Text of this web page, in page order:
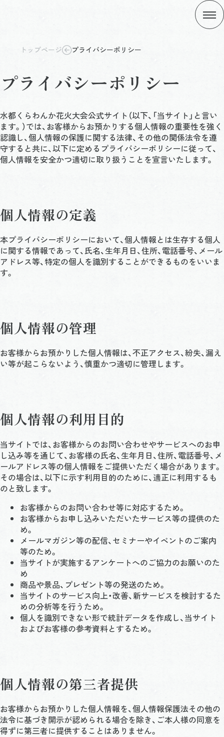
トップページ プライバシーポリシー
プライバシーポリシー
水都くらわんか花火大会公式サイト（以下、「当サイト」と言い
ます。）では、お客様からお預かりする個人情報の重要性を強く
認識し、個人情報の保護に関する法律、その他の関係法令を遵
守すると共に、以下に定めるプライバシーポリシーに従って、
個人情報を安全かつ適切に取り扱うことを宣言いたします。
個人情報の定義
本プライバシーポリシーにおいて、個人情報とは生存する個人
に関する情報であって、氏名、生年月日、住所、電話番号、メール
アドレス等、特定の個人を識別することができるものをいいま
す。
個人情報の管理
お客様からお預かりした個人情報は、不正アクセス、紛失、漏え
い等が起こらないよう、慎重かつ適切に管理します。
個人情報の利用目的
当サイトでは、お客様からのお問い合わせやサービスへのお申
し込み等を通じて、お客様の氏名、生年月日、住所、電話番号、メ
ールアドレス等の個人情報をご提供いただく場合があります。
その場合は、以下に示す利用目的のために、適正に利用するも
のと致します。
お客様からのお問い合わせ等に対応するため。
お客様からお申し込みいただいたサービス等の提供のた
め。
メールマガジン等の配信、セミナーやイベントのご案内
等のため。
当サイトが実施するアンケートへのご協力のお願いのた
め
商品や景品、プレゼント等の発送のため。
当サイトのサービス向上・改善、新サービスを検討するた
めの分析等を行うため。
個人を識別できない形で統計データを作成し、当サイト
およびお客様の参考資料とするため。
個人情報の第三者提供
お客様からお預かりした個人情報を、個人情報保護法その他の
法令に基づき開示が認められる場合を除き、ご本人様の同意を
得ずに第三者に提供することはありません。